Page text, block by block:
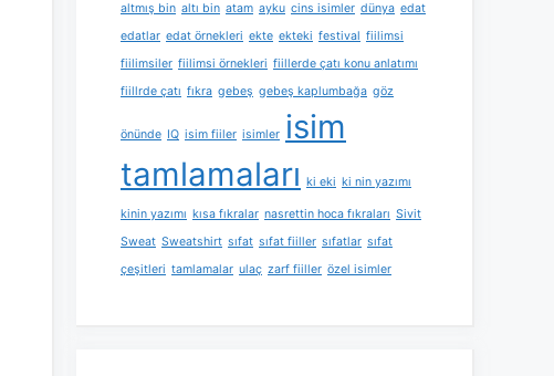
altmış bin altı bin atam ayku cins isimler dünya edat
edatlar edat örnekleri ekte ekteki festival fiilimsi
fiilimsiler fiilimsi örnekleri fiillerde çatı konu anlatımı
fiillrde çatı fıkra gebeş gebeş kaplumbağa göz
önünde IQ isim fiiler isimler isim
tamlamaları ki eki ki nin yazımı
kinin yazımı kısa fıkralar nasrettin hoca fıkraları Sivit
Sweat Sweatshirt sıfat sıfat fiiller sıfatlar sıfat
çeşitleri tamlamalar ulaç zarf fiiller özel isimler